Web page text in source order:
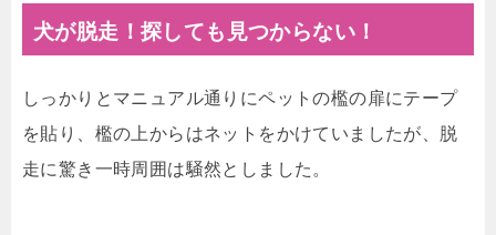
犬が脱走！探しても見つからない！
しっかりとマニュアル通りにペットの檻の扉にテープ
を貼り、檻の上からはネットをかけていましたが、脱
走に驚き一時周囲は騒然としました。